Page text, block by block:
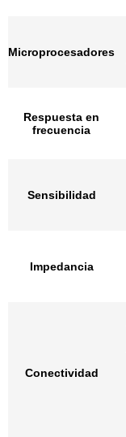
Microprocesadores
Respuesta en
frecuencia
Sensibilidad
Impedancia
Conectividad